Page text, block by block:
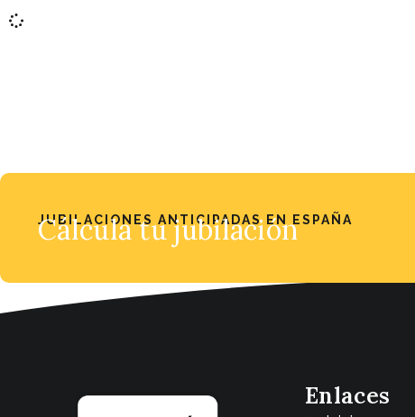
JUBILACIONES ANTICIPADAS EN ESPAÑA
Cálcula tu jubilación
Enlaces